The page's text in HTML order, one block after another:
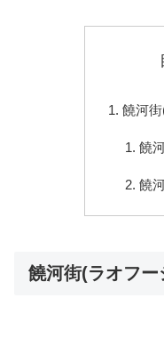
饒河
饒
饒
饒河街(ラオフー